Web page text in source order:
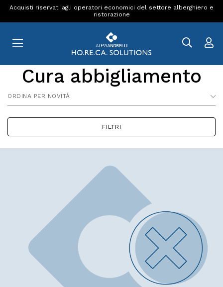
Acquisti riservati agli operatori economici del settore alberghiero e
ristorazione
Cura abbigliamento
ORDINA PER NOVITÀ
FILTRI